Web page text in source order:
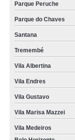
Parque Peruche
Parque do Chaves
Santana
Tremembé
Vila Albertina
Vila Endres
Vila Gustavo
Vila Marisa Mazzei
Vila Medeiros